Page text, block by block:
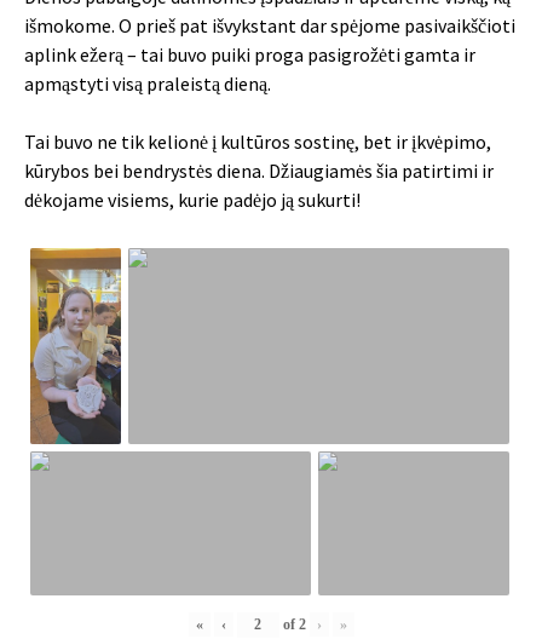
išmokome. O prieš pat išvykstant dar spėjome pasivaikščioti
aplink ežerą – tai buvo puiki proga pasigrožėti gamta ir
apmąstyti visą praleistą dieną.
Tai buvo ne tik kelionė į kultūros sostinę, bet ir įkvėpimo,
kūrybos bei bendrystės diena. Džiaugiamės šia patirtimi ir
dėkojame visiems, kurie padėjo ją sukurti!
« ‹ of 2 › »